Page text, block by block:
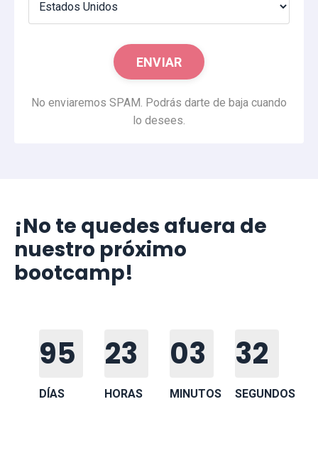
ENVIAR
No enviaremos SPAM. Podrás darte de baja cuando
lo desees.
¡No te quedes afuera de
nuestro próximo
bootcamp!
95
DÍAS
23
HORAS
03
MINUTOS
32
SEGUNDOS